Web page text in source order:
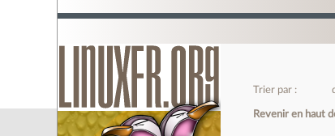
Trier par :
Revenir en haut